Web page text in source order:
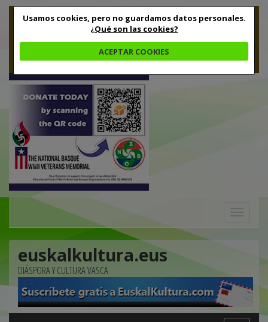
Usamos cookies, pero no guardamos datos personales.
¿Qué son las cookies?
ACEPTAR COOKIES
euskalkultura.eus
DIÁSPORA Y CULTURA VASCA